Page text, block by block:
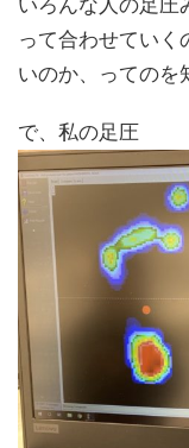
いろんな人の足圧
って合わせていく
いのか、ってのを
で、私の足圧